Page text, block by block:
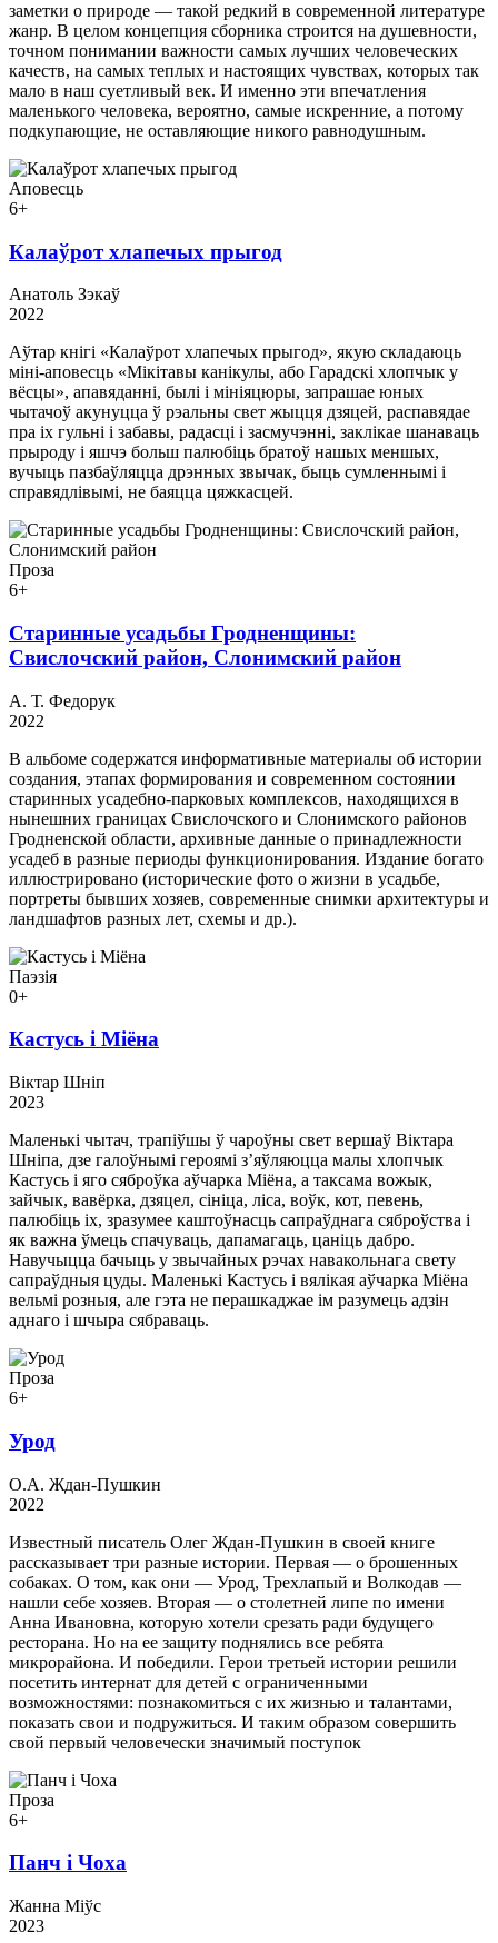
заметки о природе — такой редкий в современной литературе
жанр. В целом концепция сборника строится на душевности,
точном понимании важности самых лучших человеческих
качеств, на самых теплых и настоящих чувствах, которых так
мало в наш суетливый век. И именно эти впечатления
маленького человека, вероятно, самые искренние, а потому
подкупающие, не оставляющие никого равнодушным.
Аповесць
6+
Калаўрот хлапечых прыгод
Анатоль Зэкаў
2022
Аўтар кнігі «Калаўрот хлапечых прыгод», якую складаюць
міні-аповесць «Мікітавы канікулы, або Гарадскі хлопчык у
вёсцы», апавяданні, былі і мініяцюры, запрашае юных
чытачоў акунуцца ў рэальны свет жыцця дзяцей, распавядае
пра іх гульні і забавы, радасці і засмучэнні, заклікае шанаваць
прыроду і яшчэ больш палюбіць братоў нашых меншых,
вучыць пазбаўляцца дрэнных звычак, быць сумленнымі і
справядлівымі, не баяцца цяжкасцей.
Проза
6+
Старинные усадьбы Гродненщины:
Свислочский район, Слонимский район
А. Т. Федорук
2022
В альбоме содержатся информативные материалы об истории
создания, этапах формирования и современном состоянии
старинных усадебно-парковых комплексов, находящихся в
нынешних границах Свислочского и Слонимского районов
Гродненской области, архивные данные о принадлежности
усадеб в разные периоды функционирования. Издание богато
иллюстрировано (исторические фото о жизни в усадьбе,
портреты бывших хозяев, современные снимки архитектуры и
ландшафтов разных лет, схемы и др.).
Паэзія
0+
Кастусь і Міёна
Віктар Шніп
2023
Маленькі чытач, трапіўшы ў чароўны свет вершаў Віктара
Шніпа, дзе галоўнымі героямі з’яўляюцца малы хлопчык
Кастусь і яго сяброўка аўчарка Міёна, а таксама вожык,
зайчык, вавёрка, дзяцел, сініца, ліса, воўк, кот, певень,
палюбіць іх, зразумее каштоўнасць сапраўднага сяброўства і
як важна ўмець спачуваць, дапамагаць, цаніць дабро.
Навучыцца бачыць у звычайных рэчах навакольнага свету
сапраўдныя цуды. Маленькі Кастусь і вялікая аўчарка Міёна
вельмі розныя, але гэта не перашкаджае ім разумець адзін
аднаго і шчыра сябраваць.
Проза
6+
Урод
О.А. Ждан-Пушкин
2022
Известный писатель Олег Ждан-Пушкин в своей книге
рассказывает три разные истории. Первая — о брошенных
собаках. О том, как они — Урод, Трехлапый и Волкодав —
нашли себе хозяев. Вторая — о столетней липе по имени
Анна Ивановна, которую хотели срезать ради будущего
ресторана. Но на ее защиту поднялись все ребята
микрорайона. И победили. Герои третьей истории решили
посетить интернат для детей с ограниченными
возможностями: познакомиться с их жизнью и талантами,
показать свои и подружиться. И таким образом совершить
свой первый человечески значимый поступок
Проза
6+
Панч і Чоха
Жанна Міўс
2023